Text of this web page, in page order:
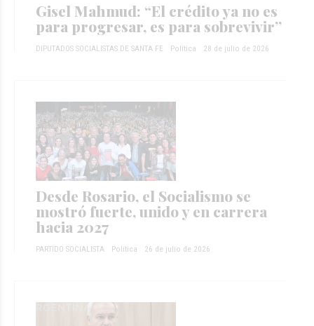
Gisel Mahmud: “El crédito ya no es
para progresar, es para sobrevivir”
DIPUTADOS SOCIALISTAS DE SANTA FE Política 28 de julio de 2026
Desde Rosario, el Socialismo se
mostró fuerte, unido y en carrera
hacia 2027
PARTIDO SOCIALISTA Política 26 de julio de 2026